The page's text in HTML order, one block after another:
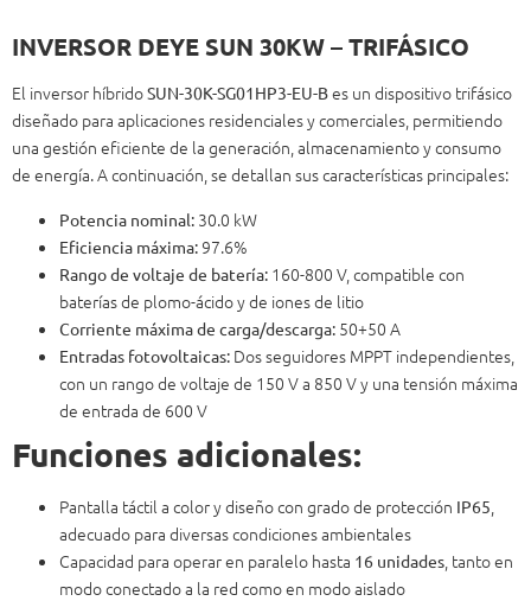
INVERSOR DEYE SUN 30KW – TRIFÁSICO
El inversor híbridoSUN-30K-SG01HP3-EU-Bes un dispositivo trifásico
diseñado para aplicaciones residenciales y comerciales, permitiendo
una gestión eficiente de la generación, almacenamiento y consumo
de energía. A continuación, se detallan sus características principales:
Potencia nominal: 30.0 kW
Eficiencia máxima: 97.6%
Rango de voltaje de batería: 160-800 V, compatible con
baterías de plomo-ácido y de iones de litio
Corriente máxima de carga/descarga: 50+50 A
Entradas fotovoltaicas: Dos seguidores MPPT independientes,
con un rango de voltaje de 150 V a 850 V y una tensión máxima
de entrada de 600 V
Funciones adicionales:
Pantalla táctil a color y diseño con grado de protección IP65
adecuado para diversas condiciones ambientales
Capacidad para operar en paralelo hasta 16 unidades , tanto en
modo conectado a la red como en modo aislado